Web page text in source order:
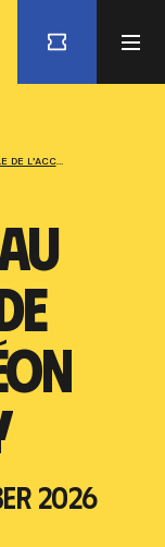
LE NOUVEAU SOUFFLE DE L’ACCORDÉON SUNDAY
2026